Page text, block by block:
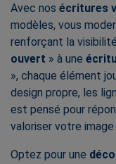
Avec nos écritures
modèles, vous
renforçant la
ouvert » à une
», chaque élément
design propre, les
est pensé pour
valoriser votre
Optez pour une